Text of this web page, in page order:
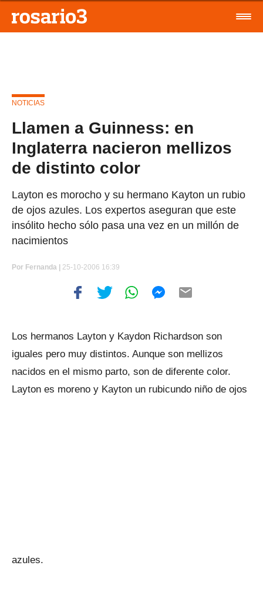
NOTICIAS
Llamen a Guinness: en
Inglaterra nacieron mellizos
de distinto color
Layton es morocho y su hermano Kayton un rubio
de ojos azules. Los expertos aseguran que este
insólito hecho sólo pasa una vez en un millón de
nacimientos
Por Fernanda | 25-10-2006 16:39
Los hermanos Layton y Kaydon Richardson son
iguales pero muy distintos. Aunque son mellizos
nacidos en el mismo parto, son de diferente color.
Layton es moreno y Kayton un rubicundo niño de ojos
azules.